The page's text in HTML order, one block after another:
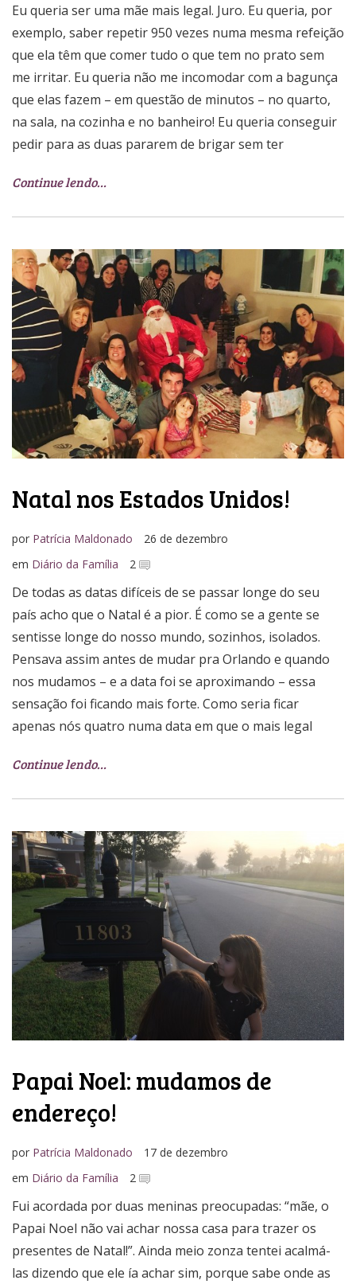
Eu queria ser uma mãe mais legal. Juro. Eu queria, por
exemplo, saber repetir 950 vezes numa mesma refeição
que ela têm que comer tudo o que tem no prato sem
me irritar. Eu queria não me incomodar com a bagunça
que elas fazem – em questão de minutos – no quarto,
na sala, na cozinha e no banheiro! Eu queria conseguir
pedir para as duas pararem de brigar sem ter
Continue lendo…
Natal nos Estados Unidos!
por Patrícia Maldonado
26 de dezembro
em Diário da Família 2
De todas as datas difíceis de se passar longe do seu
país acho que o Natal é a pior. É como se a gente se
sentisse longe do nosso mundo, sozinhos, isolados.
Pensava assim antes de mudar pra Orlando e quando
nos mudamos – e a data foi se aproximando – essa
sensação foi ficando mais forte. Como seria ficar
apenas nós quatro numa data em que o mais legal
Continue lendo…
Papai Noel: mudamos de
endereço!
por Patrícia Maldonado
17 de dezembro
em Diário da Família 2
Fui acordada por duas meninas preocupadas: “mãe, o
Papai Noel não vai achar nossa casa para trazer os
presentes de Natal!”. Ainda meio zonza tentei acalmá-
las dizendo que ele ía achar sim, porque sabe onde as